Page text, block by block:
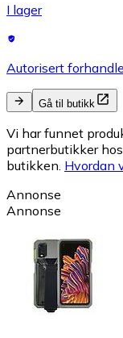
I lager
Autorisert
Gå til butikk
Vi har funnet
partnerbutikker
butikken. Hvordan
Annonse
Annonse